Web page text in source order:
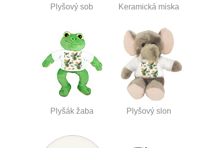
Plyšový sob Keramická miska
Plyšák žaba Plyšový slon